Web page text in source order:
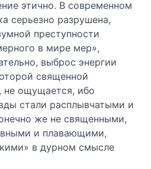
этично. В современном
серьезно разрушена,
преступности
в мире мер»,
выброс энергии
священной
не ощущается, ибо
стали расплывчатыми и
же не священными,
и плавающими,
в дурном смысле